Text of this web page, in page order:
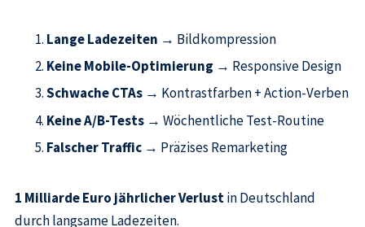
Lange Ladezeiten → Bildkompression
Keine Mobile-Optimierung → Responsive Design
Schwache CTAs→ Kontrastfarben + Action-Verben
Keine A/B-Tests→ Wöchentliche Test-Routine
Falscher Traffic→ Präzises Remarketing
1 Milliarde Euro jährlicher Verlustin Deutschland
durch langsame Ladezeiten.